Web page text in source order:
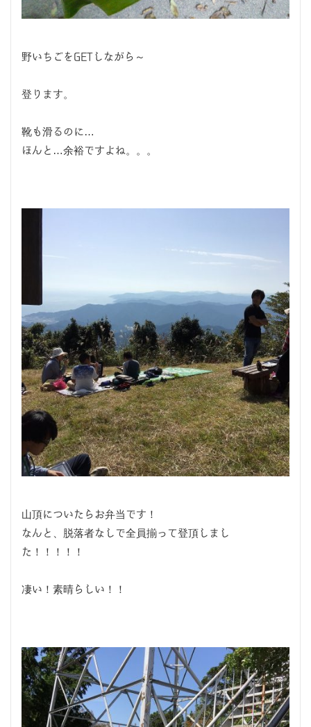
野いちごをGETしながら～
登ります。
靴も滑るのに…
ほんと…余裕ですよね。。。
山頂についたらお弁当です！
なんと、脱落者なしで全員揃って登頂しまし
た！！！！！
凄い！素晴らしい！！